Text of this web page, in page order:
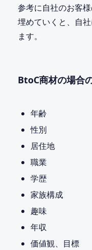
参考に自社のお客
埋めていくと、自
ます。
BtoC商材の場合
年齢
性別
居住地
職業
学歴
家族構成
趣味
年収
価値観、目標